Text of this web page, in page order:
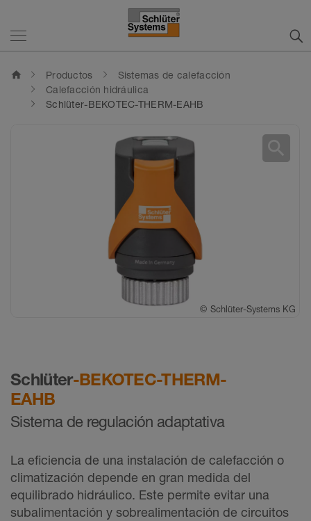
home Productos
Sistemas de calefacción
Calefacción hidráulica
Schlüter-BEKOTEC-THERM-EAHB
Schlüter-BEKOTEC-THERM-
EAHB
Sistema de regulación adaptativa
La eficiencia de una instalación de calefacción o
climatización depende en gran medida del
equilibrado hidráulico. Este permite evitar una
subalimentación y sobrealimentación de circuitos
© Schlüter-Systems KG